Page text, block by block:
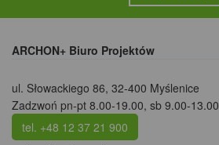
ARCHON+ Biuro Projektów
ul. Słowackiego 86, 32-400 Myślenice
Zadzwoń pn-pt 8.00-19.00, sb 9.00-13.00
tel. +48 12 37 21 900